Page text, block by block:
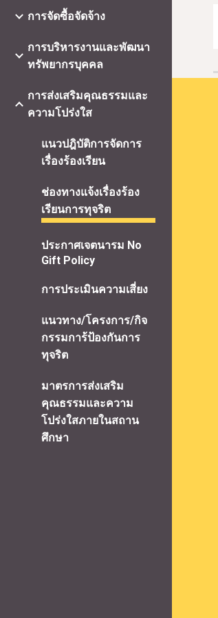
การจัดซื้อจัดจ้าง
การบริหารงานและพัฒนา
ทรัพยากรบุคคล
การส่งเสริมคุณธรรมและ
ความโปร่งใส
แนวปฎิบัติการจัดการ
เรื่องร้องเรียน
ช่องทางแจ้งเรื่องร้อง
เรียนการทุจริต
ประกาศเจตนารม No
Gift Policy
การประเมินความเสี่ยง
แนวทาง/โครงการ/กิจ
กรรมการ้ป้องกันการ
ทุจริต
มาตรการส่งเสริม
คุณธรรมและความ
โปร่งใสภายในสถาน
ศึกษา